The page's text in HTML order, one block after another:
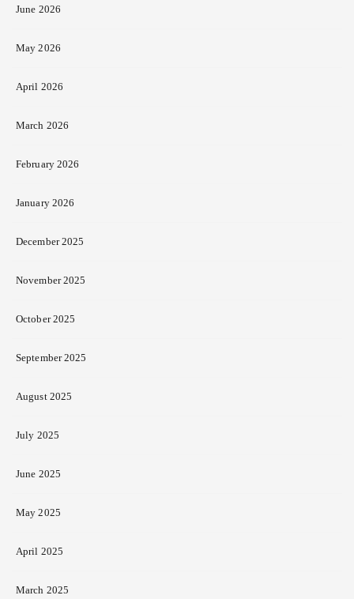
June 2026
May 2026
April 2026
March 2026
February 2026
January 2026
December 2025
November 2025
October 2025
September 2025
August 2025
July 2025
June 2025
May 2025
April 2025
March 2025